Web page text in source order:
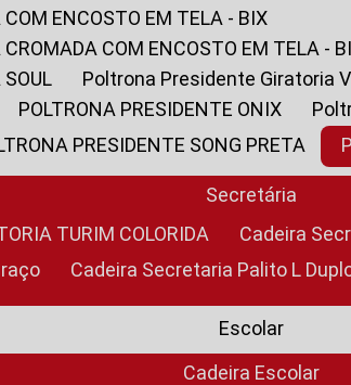
COM ENCOSTO EM TELA - BIX
CROMADA COM ENCOSTO EM TELA -
SOUL
Poltrona Presidente Giratoria
POLTRONA PRESIDENTE ONIX
PRESIDENTE SONG PRETA
Secretária
TURIM COLORIDA
Cadeira
Cadeira Secretaria Palito L
Escolar
Cadeira Escolar